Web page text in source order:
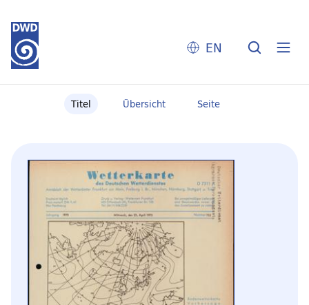
EN
Titel Übersicht Seite